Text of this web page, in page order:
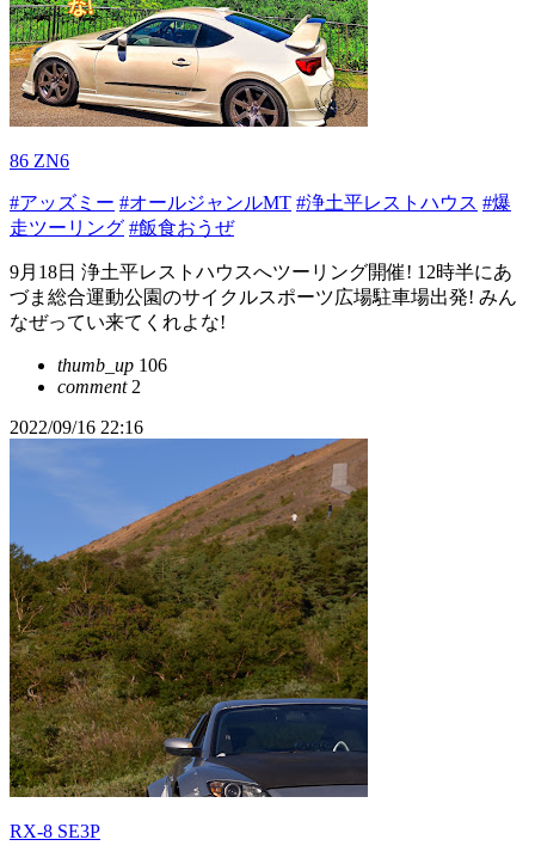
86 ZN6
#アッズミー #オールジャンルMT #浄土平レストハウス #爆
走ツーリング #飯食おうぜ
9月18日 浄土平レストハウスへツーリング開催! 12時半にあ
づま総合運動公園のサイクルスポーツ広場駐車場出発! みん
なぜってい来てくれよな!
thumb_up 106
comment2
2022/09/16 22:16
RX-8 SE3P